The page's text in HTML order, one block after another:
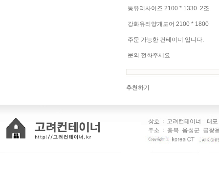
통유리사이즈 2100 * 1330 2조.
강화유리양개도어 2100 * 1800
주문 가능한 컨테이너 입니다.
문의 전화주세요.
추천하기